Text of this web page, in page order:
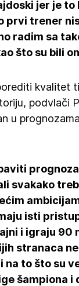
jer je
prvi trener
radim sa
što su bili
kvalitet
podvlači
u
svakako
isti
i igraju 90
stranaca
na to što su
šampiona i